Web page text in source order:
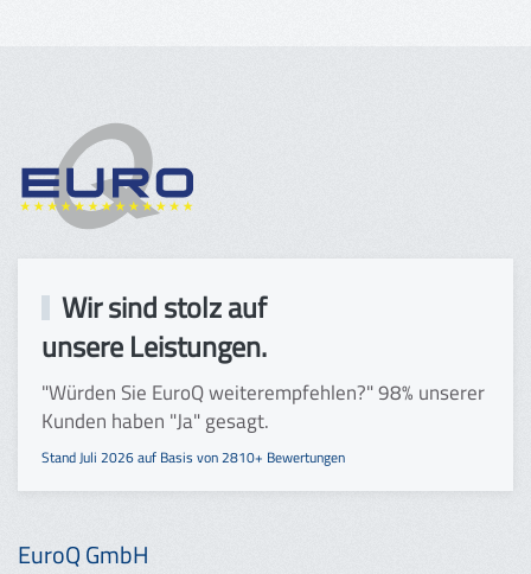
Wir sind stolz auf
unsere Leistungen.
"Würden Sie EuroQ weiter­empfehlen?" 98% unserer
Kunden haben "Ja" gesagt.
Stand Juli 2026 auf Basis von 2810+ Bewertungen
EuroQ GmbH